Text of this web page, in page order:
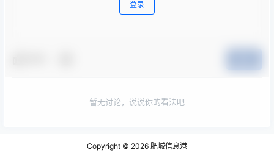
登录
暂无讨论，说说你的看法吧
Copyright © 2026 肥城信息港